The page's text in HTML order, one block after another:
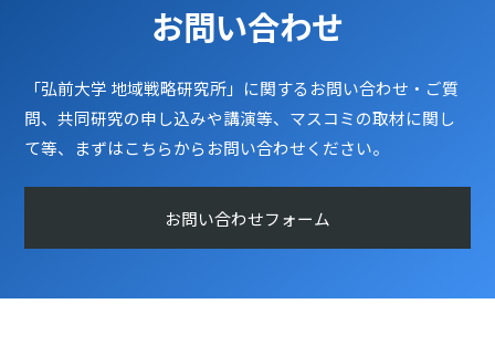
お問い合わせ
「弘前大学 地域戦略研究所」に関するお問い合わせ・ご質
問、共同研究の申し込みや講演等、マスコミの取材に関し
て等、まずはこちらからお問い合わせください。
お問い合わせフォーム